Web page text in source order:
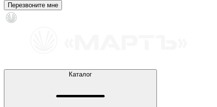
Перезвоните мне
Каталог